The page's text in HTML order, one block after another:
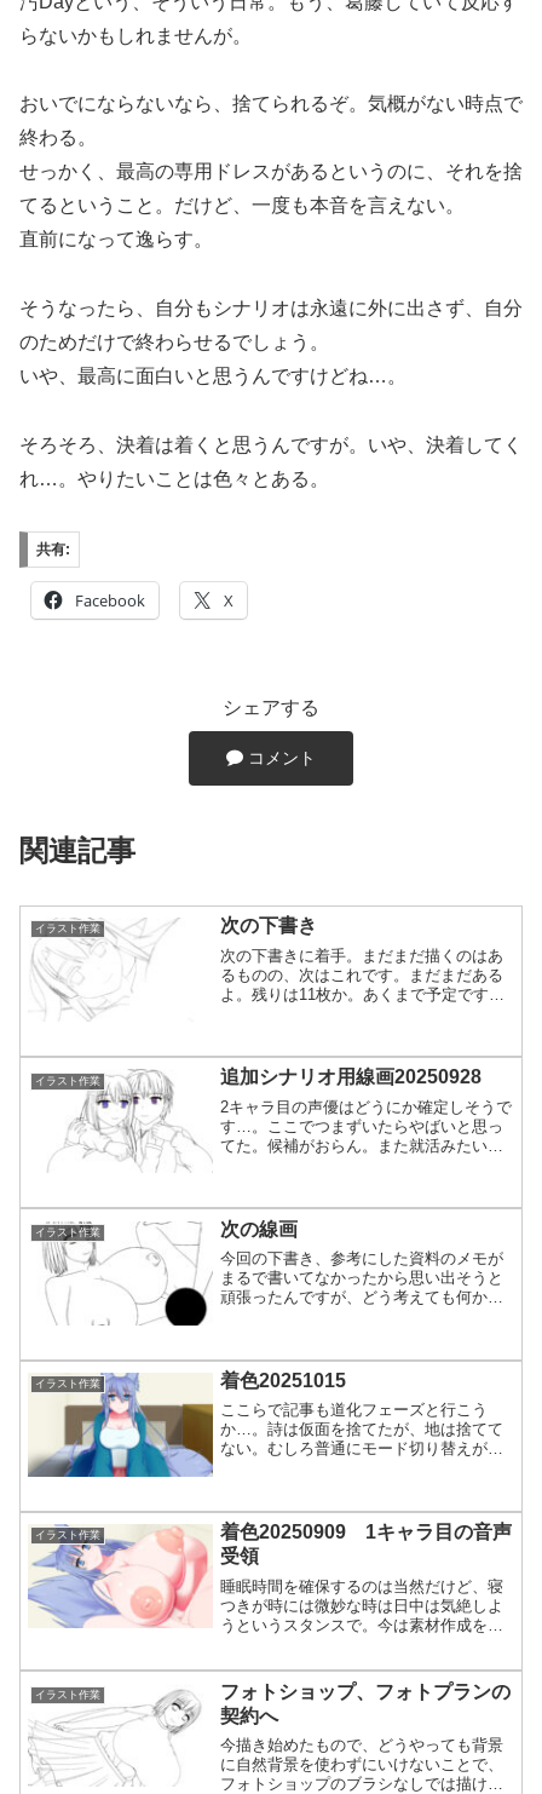
らないかもしれませんが。
おいでにならないなら、捨てられるぞ。気概がない時点で
終わる。
せっかく、最高の専用ドレスがあるというのに、それを捨
てるということ。だけど、一度も本音を言えない。
直前になって逸らす。
そうなったら、自分もシナリオは永遠に外に出さず、自分
のためだけで終わらせるでしょう。
いや、最高に面白いと思うんですけどね…。
そろそろ、決着は着くと思うんですが。いや、決着してく
れ…。やりたいことは色々とある。
共有:
Facebook X
シェアする
コメント
関連記事
イラスト作業 次の下書き
次の下書きに着手。まだまだ描くのはあ
るものの、次はこれです。まだまだある
よ。残りは11枚か。あくまで予定です
す。別に誰に怒られるわけでもないんだ
し。そういう意味ではどこか...
イラスト作業 追加シナリオ用線画20250928
2キャラ目の声優はどうにか確定しそうで
す…。ここでつまずいたらやばいと思っ
てた。候補がおらん。また就活みたいな
り属さなきゃならない感がもう堪えられ
ん。やるぐらいなら仙人...
イラスト作業 次の線画
今回の下書き、参考にした資料のメモが
まるで書いてなかったから思い出そうと
頑張ったんですが、どう考えても何かを
はつまらん感じになりかねん…。でもま
あ、せっかくだからやって...
イラスト作業 着色20251015
ここらで記事も道化フェーズと行こう
か…。詩は仮面を捨てたが、地は捨てて
ない。むしろ普通にモード切り替えが容
ない。感情が起きてもただ眺めるだけ。
人間の自我なのか、魂なのか...
イラスト作業
着色20250909 1キャラ目の音声
受領
睡眠時間を確保するのは当然だけど、寝
つきが時には微妙な時は日中は気絶しよ
うというスタンスで。今は素材作成を最
が滅ぶだけであってその先は何も問題じ
ゃない。やる気が過去一で...
イラスト作業
フォトショップ、フォトプランの
契約へ
今描き始めたもので、どうやっても背景
に自然背景を使わずにいけないことで、
フォトショップのブラシなしでは描けな